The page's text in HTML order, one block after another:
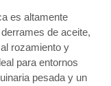
es altamente
de aceite,
rozamiento y
para entornos
pesada y un